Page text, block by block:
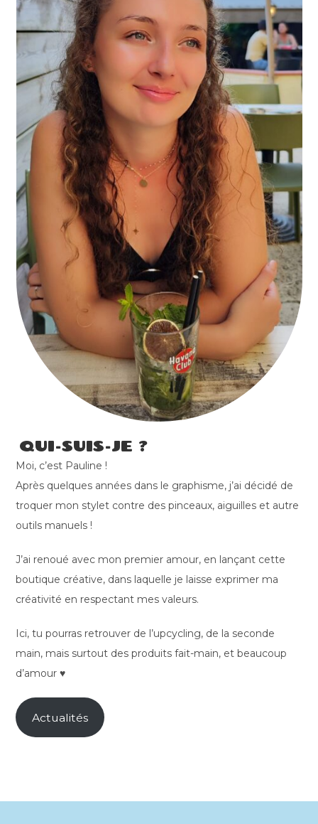
QUI-SUIS-JE ?
Moi, c’est Pauline !
Après quelques années dans le graphisme, j’ai décidé de
troquer mon stylet contre des pinceaux, aiguilles et autre
outils manuels !
J’ai renoué avec mon premier amour, en lançant cette
boutique créative, dans laquelle je laisse exprimer ma
créativité en respectant mes valeurs.
Ici, tu pourras retrouver de l’upcycling, de la seconde
main, mais surtout des produits fait-main, et beaucoup
d’amour ♥
Actualités